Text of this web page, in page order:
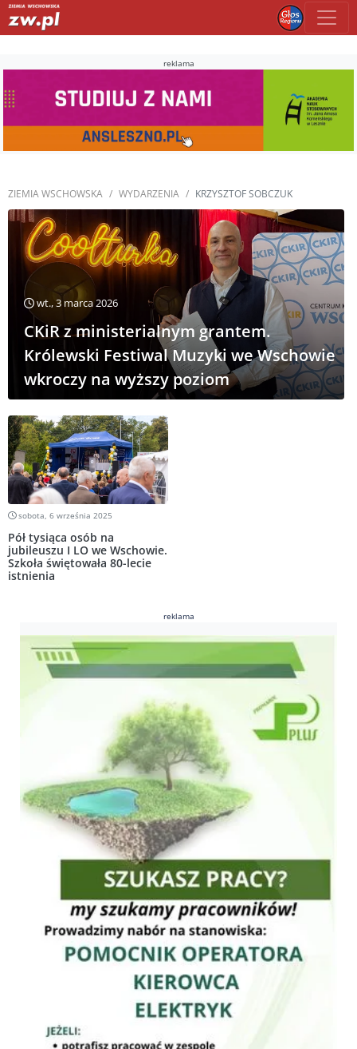
reklama
ZIEMIA WSCHOWSKA WYDARZENIA KRZYSZTOF SOBCZUK
wt., 3 marca 2026
CKiR z ministerialnym grantem.
Królewski Festiwal Muzyki we Wschowie
wkroczy na wyższy poziom
sobota, 6 września 2025
Pół tysiąca osób na
jubileuszu I LO we Wschowie.
Szkoła świętowała 80-lecie
istnienia
reklama